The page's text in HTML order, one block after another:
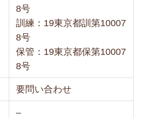
8号
訓練：19東京都訓第10007
8号
保管：19東京都保第10007
8号
要問い合わせ
–